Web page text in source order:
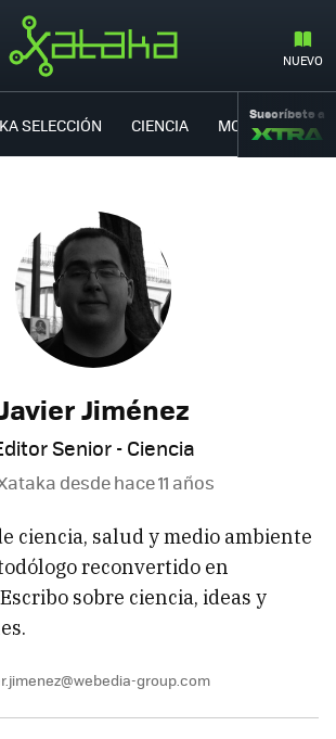
NUEVO
SELECCIÓN CIENCIA MOVILIDAD
Suscríbete a
Jiménez
Senior - Ciencia
desdehace 11 años
ciencia, salud y medio ambiente
reconvertido en
sobre ciencia, ideas y
group.com